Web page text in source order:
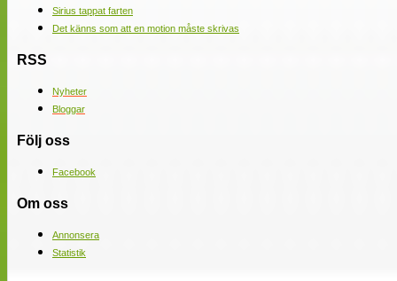
Sirius tappat farten
Det känns som att en motion måste skrivas
RSS
Nyheter
Bloggar
Följ oss
Facebook
Om oss
Annonsera
Statistik